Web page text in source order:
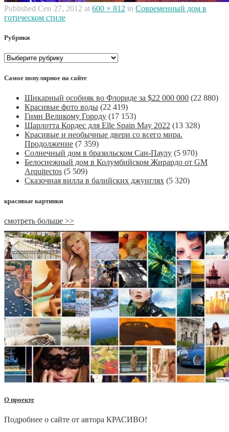
Published Сен 27, 2012 at 600 × 812 in Современный дом в
готическом стиле
Рубрики
Рубрики
Самое популярное на сайте
Шикарный особняк во Флориде за $22 000 000 (22 880)
Красивые фото воды (22 419)
Гимн Великому Городу (17 153)
Шарлотта Кордес для Elle Spain May 2022 (13 328)
Красивые и необычные двери со всего мира.
Продолжение (7 359)
Солнечный дом в бразильском Сан-Паулу (5 970)
Белоснежный дом в Колумбийском Жирардо от GM
Arquitectos (5 509)
Сказочная вилла в балийских джунглях (5 320)
красивые картинки
смотреть больше >>
О проекте
Подробнее о сайте от автора КРАСИВО!